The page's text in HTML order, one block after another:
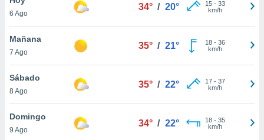
en
más
nuestra
de
6 Ago
34° / 20° 15- 33
km/h
Mañana
7 Ago
35° / 21° 18- 36
km/h
Sábado
8 Ago
35° / 22° 17- 37
km/h
Domingo
9 Ago
34° / 22° 18- 35
km/h